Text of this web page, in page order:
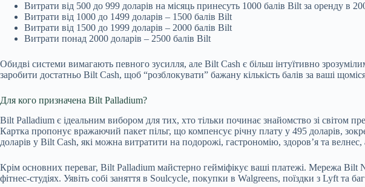
Витрати від 500 до 999 доларів на місяць принесуть 1000 балів Bilt за оренду в
Витрати від 1000 до 1499 доларів – 1500 балів Bilt
Витрати від 1500 до 1999 доларів – 2000 балів Bilt
Витрати понад 2000 доларів – 2500 балів Bilt
Обидві системи вимагають певного зусилля, але Bilt Cash є більш інтуїтивно
заробити достатньо Bilt Cash, щоб “розблокувати” бажану кількість балів за ваші
Для кого призначена Bilt Palladium?
Bilt Palladium є ідеальним вибором для тих, хто тільки починає знайомство зі світом
Картка пропонує вражаючий пакет пільг, що компенсує річну плату у 495 доларів,
доларів у Bilt Cash, які можна витратити на подорожі, гастрономію, здоров’я та
Крім основних переваг, Bilt Palladium майстерно гейміфікує ваші платежі. Мережа
фітнес-студіях. Уявіть собі заняття в Soulcycle, покупки в Walgreens, поїздки з Lyft та